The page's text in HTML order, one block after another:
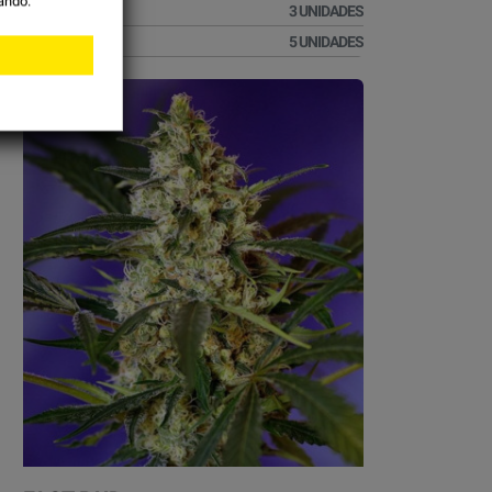
23,91 € 3 UNIDADES
39,51 € 5 UNIDADES